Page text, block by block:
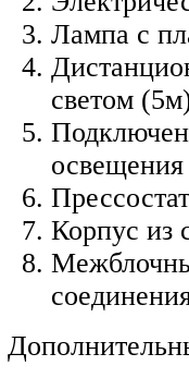
Лампа с
светом
Корпус из